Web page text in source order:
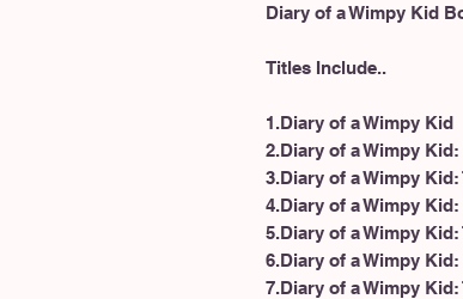
Diary of a Wimpy Kid
Titles Include..
1.Diary of a Wimpy Kid
2.Diary of a Wimpy
3.Diary of a Wimpy
4.Diary of a Wimpy
5.Diary of a Wimpy Kid:
6.Diary of a Wimpy
7.Diary of a Wimpy Kid: